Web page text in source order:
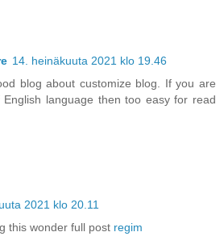
14. heinäkuuta 2021 klo 19.46
blog about customize blog. If you are
language then too easy for read
2021 klo 20.11
this wonder full post regim